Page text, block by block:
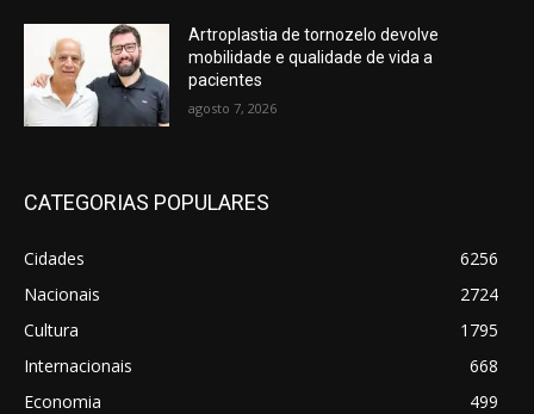
Artroplastia de tornozelo devolve
mobilidade e qualidade de vida a
pacientes
agosto 7, 2026
CATEGORIAS POPULARES
Cidades
6256
Nacionais
2724
Cultura
1795
Internacionais
668
Economia
499